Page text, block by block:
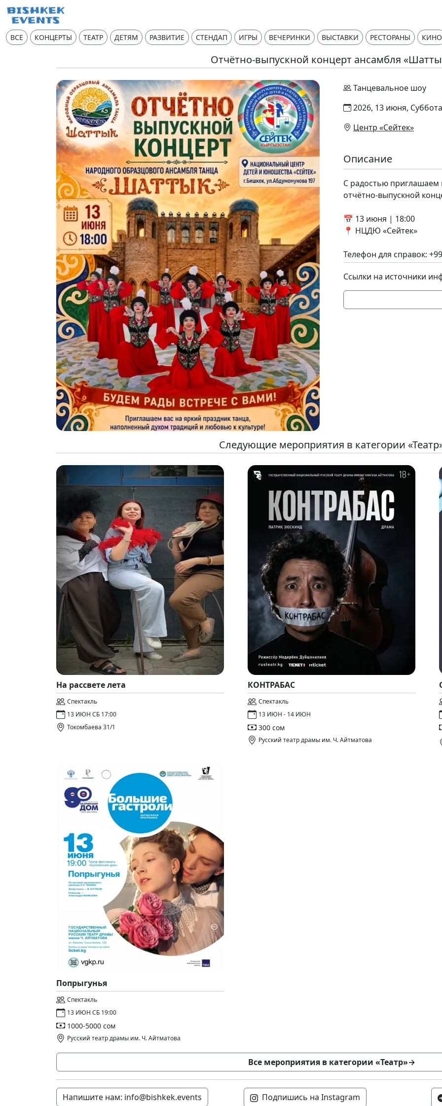
ВСЕ КОНЦЕРТЫ ТЕАТР ДЕТЯМ РАЗВИТИЕ СТЕНДАП ИГРЫ ВЕЧЕРИНКИ ВЫСТАВКИ РЕСТОРАНЫ КИНО
Отчётно-выпускной концерт ансамбля
Танцевальное шоу
2026, 13 июня,
Центр «Сейтек»
Описание
С радостью приглашаем
отчётно-выпускной
📅 13 июня | 18:00
📍 НЦДЮ «Сейтек»
Телефон для справок:
Ссылки на источники
Следующие мероприятия в категории
На рассвете лета
Спектакль
13 ИЮН СБ 17:00
Токомбаева 31/1
КОНТРАБАС
Спектакль
13 ИЮН - 14 ИЮН
300 сом
Русский театр драмы им. Ч. Айтматова
Попрыгунья
Спектакль
13 ИЮН СБ 19:00
1000-5000 сом
Русский театр драмы им. Ч. Айтматова
Все мероприятия в категории «Театр»→
Напишите нам: info@bishkek.events Подпишись на Instagram